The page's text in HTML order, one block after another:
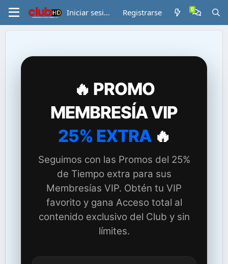
Iniciar sesión Registrarse
🔥 PROMO
MEMBRESÍA VIP
25% EXTRA🔥
Seguimos con las Promos del 25%
de Tiempo extra para sus
Membresías VIP. Obtén tu VIP
favorito y gana Acceso total al
contenido exclusivo del Club y sin
límites.